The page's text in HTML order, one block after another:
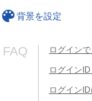
背景を設定
FAQ ログイン
ログイン
ログイン